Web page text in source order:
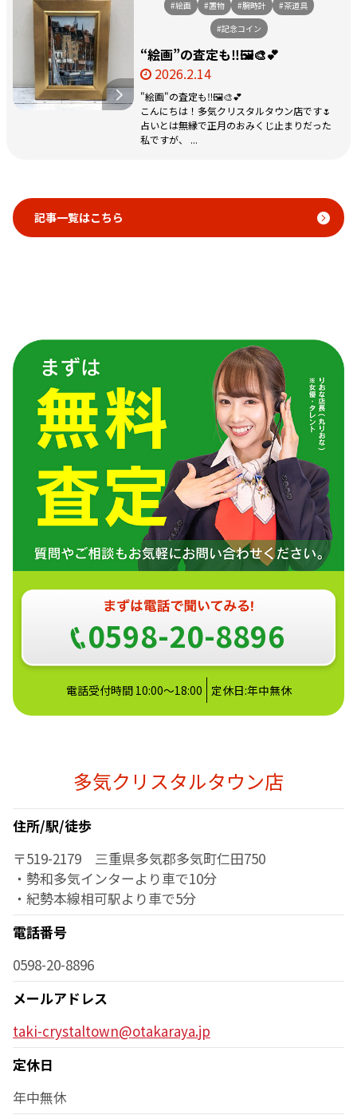
#絵画 #置物 #腕時計
#茶道具
#記念コイン
“絵画”の査定も‼️🖼️🎨💕
2026.2.14
"絵画"の査定も‼️🖼️🎨💕
こんにちは！多気クリスタルタウン店です🌷
占いとは無縁で正月のおみくじ止まりだった
私ですが、 ...
記事一覧はこちら
0598-20-8896
電話受付時間 10:00～18:00 定休日:年中無休
多気クリスタルタウン店
住所/駅/徒歩
〒519-2179 三重県多気郡多気町仁田750
・勢和多気インターより車で10分
・紀勢本線相可駅より車で5分
電話番号
0598-20-8896
メールアドレス
taki-crystaltown@otakaraya.jp
定休日
年中無休